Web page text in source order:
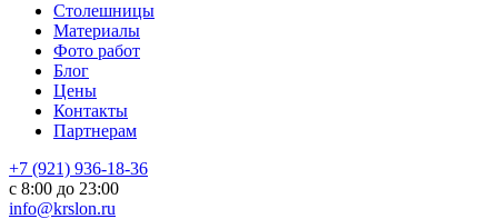
Столешницы
Материалы
Фото работ
Блог
Цены
Контакты
Партнерам
+7 (921) 936-18-36
с 8:00 до 23:00
info@krslon.ru